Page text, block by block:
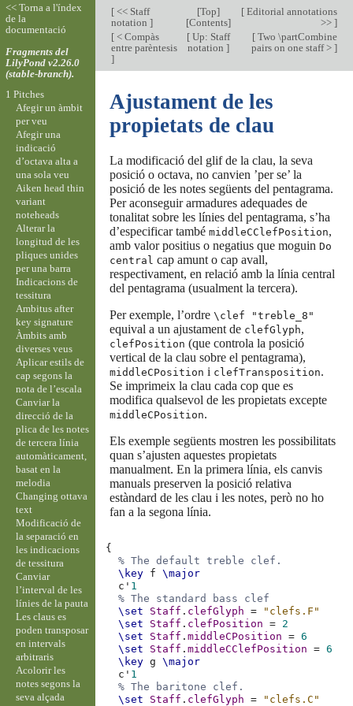
[<< Staff
notation ]
[Top]
[Contents]
[Editorial annotations
>> ]
[< Compàs
entre parèntesis
]
[ Up: Staff
notation]
[Two \partCombine
pairs on one staff > ]
Ajustament de les
propietats de clau
La modificació del glif de la clau, la seva
posició o octava, no canvien ’per se’ la
posició de les notes següents del pentagrama.
Per aconseguir armadures adequades de
tonalitat sobre les línies del pentagrama, s’ha
d’especificar també middleCClefPosition,
amb valor positius o negatius que moguin Do
central cap amunt o cap avall,
respectivament, en relació amb la línia central
del pentagrama (usualment la tercera).
Per exemple, l’ordre \clef "treble_8"
equival a un ajustament de clefGlyph,
clefPosition (que controla la posició
vertical de la clau sobre el pentagrama),
middleCPosition i clefTransposition.
Se imprimeix la clau cada cop que es
modifica qualsevol de les propietats excepte
middleCPosition.
Els exemple següents mostren les possibilitats
quan s’ajusten aquestes propietats
manualment. En la primera línia, els canvis
manuals preserven la posició relativa
estàndard de les clau i les notes, però no ho
fan a la segona línia.
{
% The default treble clef.
\key f
\major
c' 1
% The standard bass clef
\set
Staff . clefGlyph =
"clefs.F"
\set
Staff . clefPosition = 2
\set
Staff .middleCPosition = 6
\set
Staff .middleCClefPosition = 6
\key g
\major
c' 1
% The baritone clef.
\set
Staff . clefGlyph = "clefs.C"
<< Torna a l'índex
de la
documentació
Fragments del
LilyPond v2.26.0
(stable-branch).
1 Pitches
Afegir un àmbit
per veu
Afegir una
indicació
d’octava alta a
una sola veu
Aiken head thin
variant
noteheads
Alterar la
longitud de les
pliques unides
per una barra
Indicacions de
tessitura
Ambitus after
key signature
Àmbits amb
diverses veus
Aplicar estils de
cap segons la
nota de l’escala
Canviar la
direcció de la
plica de les notes
de tercera línia
automàticament,
basat en la
melodia
Changing ottava
text
Modificació de
la separació en
les indicacions
de tessitura
Canviar
l’interval de les
línies de la pauta
Les claus es
poden transposar
en intervals
arbitraris
Acolorir les
notes segons la
seva alçada